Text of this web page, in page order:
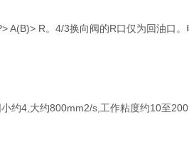
A(B)> R。4/3换向阀的R口仅为回油口。
约4,大约800mm2/s,工作粘度约10至